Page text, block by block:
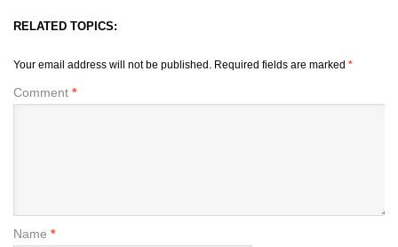
RELATED TOPICS:
Your email address will not be published. Required fields are marked *
Comment *
Name *